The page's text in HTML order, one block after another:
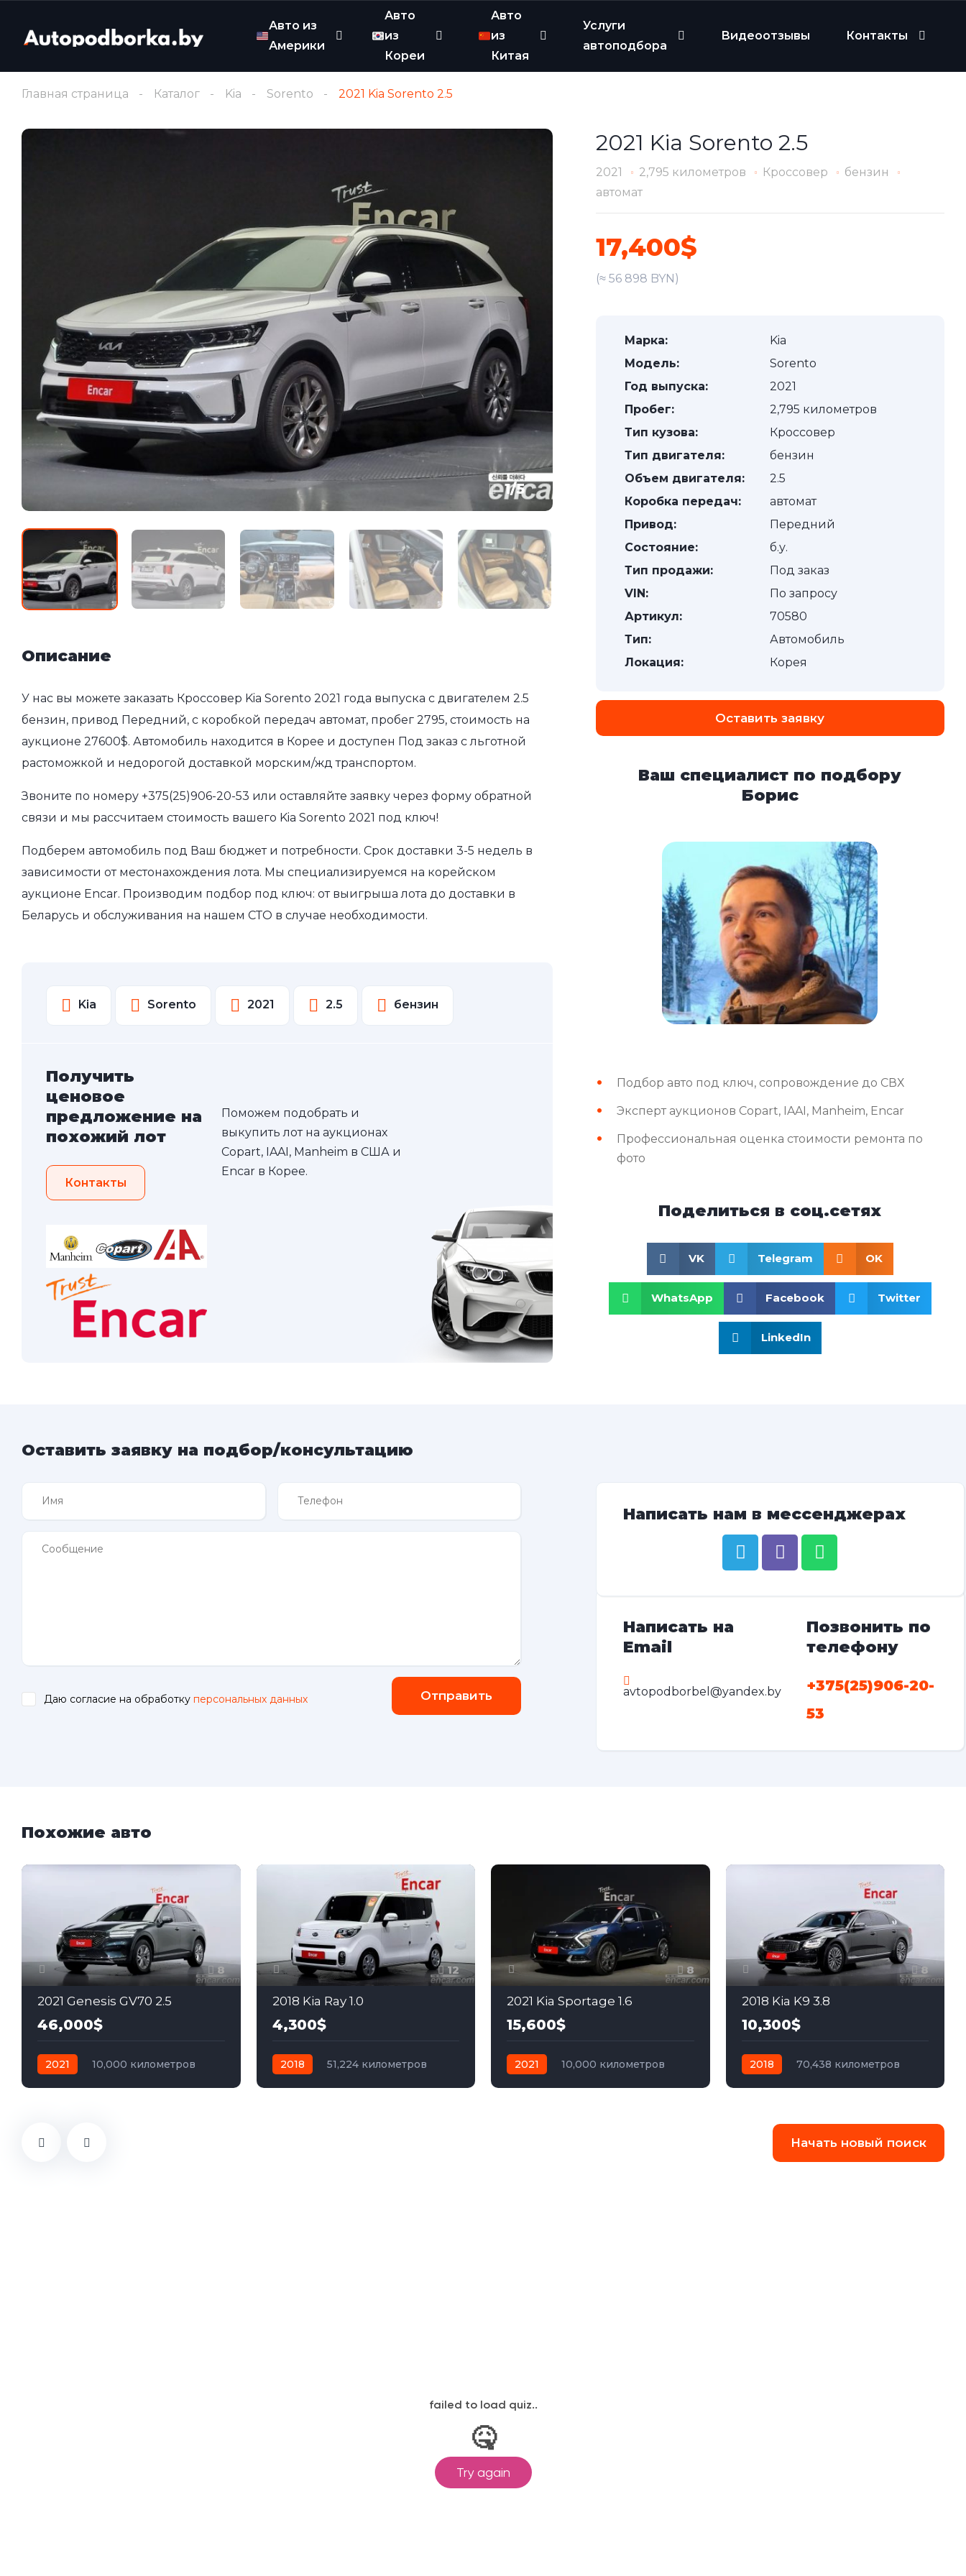
Авто из
Америки
Авто
из
Кореи
Авто
из
Китая
Услуги
автоподбора
Видеоотзывы Контакты
Главная страница Каталог Kia Sorento 2021 Kia Sorento 2.5
1/5
Описание
У нас вы можете заказать Кроссовер Kia Sorento 2021 года выпуска с двигателем 2.5
бензин, привод Передний, с коробкой передач автомат, пробег 2795, стоимость на
аукционе 27600$. Автомобиль находится в Корее и доступен Под заказ с льготной
растоможкой и недорогой доставкой морским/жд транспортом.
Звоните по номеру +375(25)906-20-53 или оставляйте заявку через форму обратной
связи и мы рассчитаем стоимость вашего Kia Sorento 2021 под ключ!
Подберем автомобиль под Ваш бюджет и потребности. Срок доставки 3-5 недель в
зависимости от местонахождения лота. Мы специализируемся на корейском
аукционе Encar. Производим подбор под ключ: от выигрыша лота до доставки в
Беларусь и обслуживания на нашем СТО в случае необходимости.
Kia Sorento 2021 2.5 бензин
Получить
ценовое
предложение на
похожий лот
Контакты
Поможем подобрать и
выкупить лот на аукционах
Copart, IAAI, Manheim в США и
Encar в Корее.
2021 Kia Sorento 2.5
2021 2,795 километров Кроссовер
бензин
автомат
17,400$
(≈ 56 898 BYN)
Марка:
Kia
Модель:
Sorento
Год выпуска:
2021
Пробег:
2,795 километров
Тип кузова:
Кроссовер
Тип двигателя:
бензин
Объем двигателя:
2.5
Коробка передач:
автомат
Привод:
Передний
Состояние:
б.у.
Тип продажи:
Под заказ
VIN:
По запросу
Артикул:
70580
Тип:
Автомобиль
Локация:
Корея
Оставить заявку
Ваш специалист по подбору
Борис
Подбор авто под ключ, сопровождение до СВХ
Эксперт аукционов Copart, IAAI, Manheim, Encar
Профессиональная оценка стоимости ремонта по
фото
Поделиться в соц.сетях
VK Telegram OK
WhatsApp Facebook Twitter
LinkedIn
Оставить заявку на подбор/консультацию
Даю согласие на обработку персональных данных Отправить
Написать нам в мессенджерах
Написать на
Email
avtopodborbel@yandex.by
Позвонить по
телефону
+375(25)906-20-
53
Похожие авто
8
2021 Genesis GV70 2.5
46,000$
2021
10,000 километров
12
2018 Kia Ray 1.0
4,300$
2018
51,224 километров
8
2021 Kia Sportage 1.6
15,600$
2021
10,000 километров
8
2018 Kia K9 3.8
10,300$
2018
70,438 километров
Начать новый поиск